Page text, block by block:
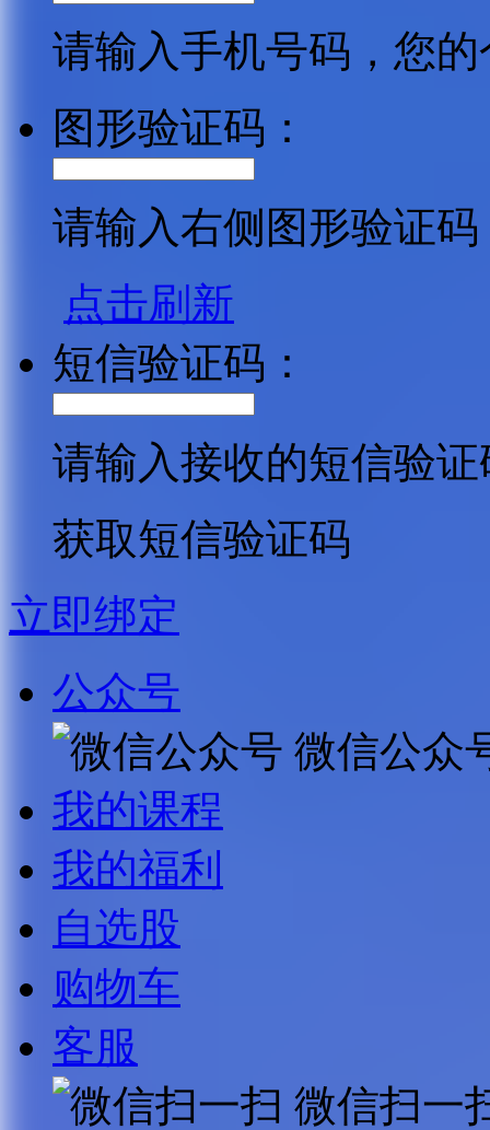
请输入手机号码，您
图形验证码：
请输入右侧图形验证码
点击刷新
短信验证码：
请输入接收的短信验证
获取短信验证码
立即绑定
公众号
微信公众
我的课程
我的福利
自选股
购物车
客服
微信扫一